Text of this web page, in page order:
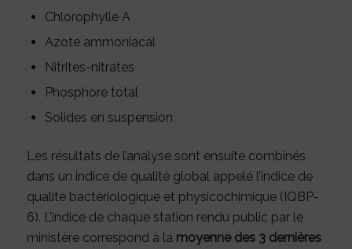
Chlorophylle A
Azote ammoniacal
Nitrites-nitrates
Phosphore total
Solides en suspension
Les résultats de l’analyse sont ensuite combinés
dans un indice de qualité global appelé l’indice de
qualité bactériologique et physicochimique (IQBP-
6). L’indice de chaque station rendu public par le
ministère correspond à la moyenne des 3 dernières